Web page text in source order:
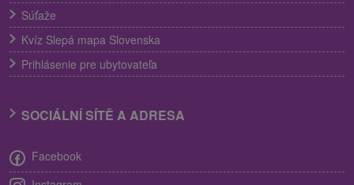
Súťaže
Kvíz Slepá mapa Slovenska
Prihlásenie pre ubytovateľa
SOCIÁLNÍ SÍTĚ A ADRESA
Facebook